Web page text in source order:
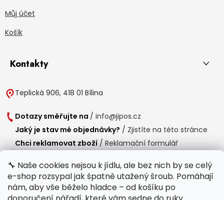
🔧 Naše cookies nejsou k jídlu, ale bez nich by se celý
e-shop rozsypal jak špatně utažený šroub. Pomáhají
nám, aby vše běželo hladce – od košíku po
Můj účet
Košík
Kontakty
Teplická 906, 418 01 Bílina
Dotazy směřujte na / info@jipos.cz
Jaký je stav mé objednávky? / Zjistíte na této stránce
Chci reklamovat zboží / Reklamační formulář
Provozní doba
Po-Čt / 8:00 - 15:00